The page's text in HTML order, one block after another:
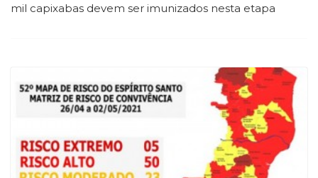
mil capixabas devem ser imunizados nesta etapa